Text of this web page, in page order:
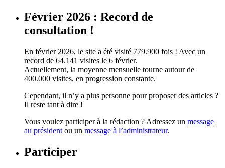
Février 2026 : Record de
consultation !
En février 2026, le site a été visité 779.900 fois ! Avec un
record de 64.141 visites le 6 février.
Actuellement, la moyenne mensuelle tourne autour de
400.000 visites, en progression constante.
Cependant, il n’y a plus personne pour proposer des articles ?
Il reste tant à dire !
Vous voulez participer à la rédaction ? Adressez un message
au président ou un message à l’administrateur.
Participer